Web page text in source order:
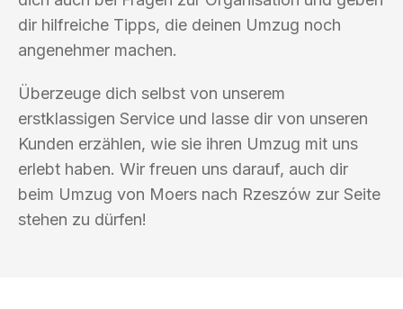
dir hilfreiche Tipps, die deinen Umzug noch
angenehmer machen.
Überzeuge dich selbst von unserem
erstklassigen Service und lasse dir von unseren
Kunden erzählen, wie sie ihren Umzug mit uns
erlebt haben. Wir freuen uns darauf, auch dir
beim Umzug von Moers nach Rzeszów zur Seite
stehen zu dürfen!